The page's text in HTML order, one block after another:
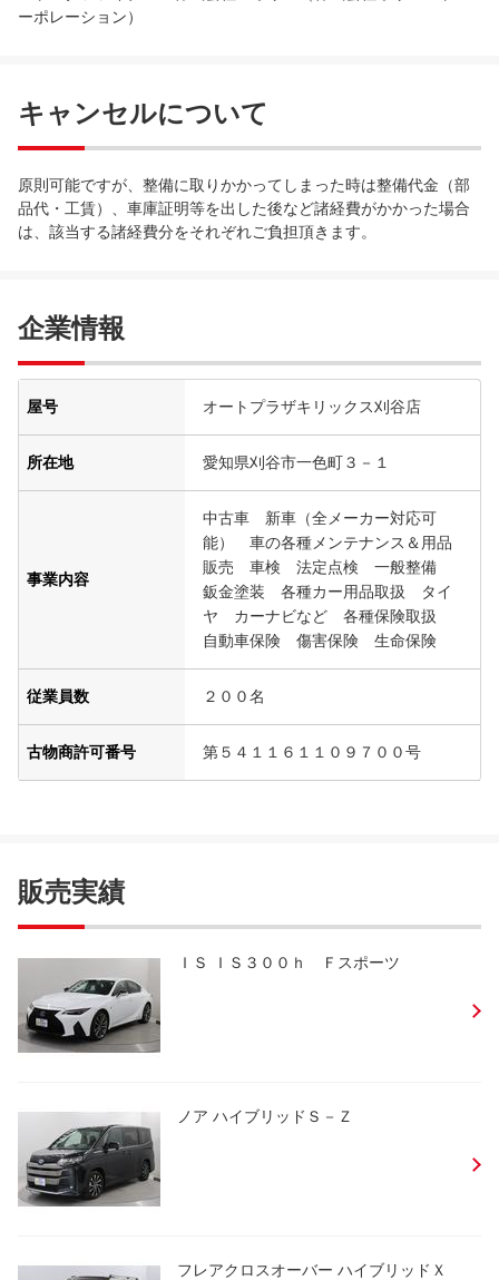
ーポレーション）
キャンセルについて
原則可能ですが、整備に取りかかってしまった時は整備代金（部
品代・工賃）、車庫証明等を出した後など諸経費がかかった場合
は、該当する諸経費分をそれぞれご負担頂きます。
企業情報
屋号 オートプラザキリックス刈谷店
所在地 愛知県刈谷市一色町３－１
事業内容
中古車 新車（全メーカー対応可
能） 車の各種メンテナンス＆用品
販売 車検 法定点検 一般整備
鈑金塗装 各種カー用品取扱 タイ
ヤ カーナビなど 各種保険取扱
自動車保険 傷害保険 生命保険
従業員数 ２００名
古物商許可番号 第５４１１６１１０９７００号
販売実績
ＩＳ ＩＳ３００ｈ Ｆスポーツ
ノア ハイブリッドＳ－Ｚ
フレアクロスオーバー ハイブリッドＸ